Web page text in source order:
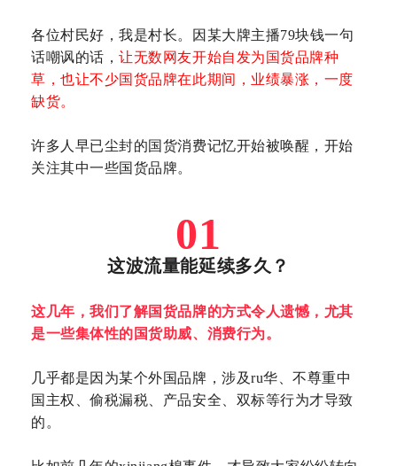
各位村民好，我是村长。
因某大牌主播79块钱一句
话嘲讽的话，让无数网友开始自发为国货品牌种
草，也让不少国货品牌在此期间，业绩暴涨，一度
缺货。
许多人早已尘封的国货消费记忆开始被唤醒，开始
关注其中一些国货品牌。
01
这波流量能延续多久？
这几年，我们了解国货品牌的方式令人遗憾，尤其
是一些集体性的国货助威、消费行为。
几乎都是因为某个外国品牌，涉及ru华、不尊重中
国主权、偷税漏税、产品安全、双标等行为才导致
的。